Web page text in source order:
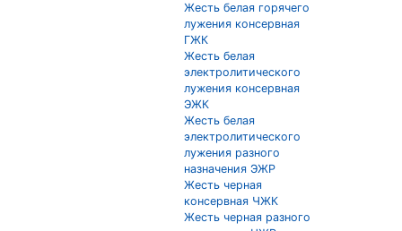
Жесть белая горячего
лужения консервная
ГЖК
Жесть белая
электролитического
лужения консервная
ЭЖК
Жесть белая
электролитического
лужения разного
назначения ЭЖР
Жесть черная
консервная ЧЖК
Жесть черная разного